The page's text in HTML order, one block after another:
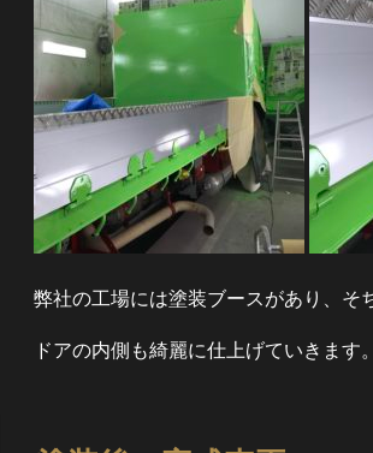
弊社の工場には塗装ブースがあり、そ
ドアの内側も綺麗に仕上げていきます